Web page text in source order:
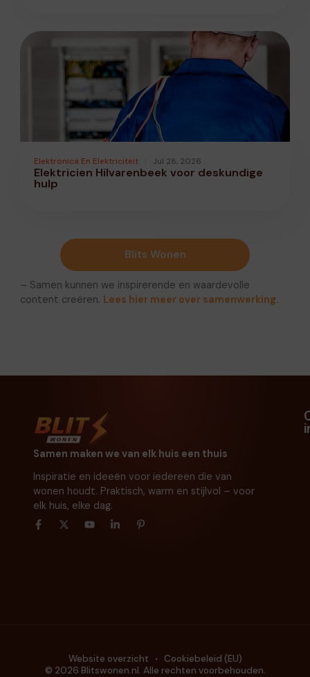
Elektronica En Elektriciteit Jul 28, 2026
Elektricien Hilvarenbeek voor deskundige
hulp
Blits Wonen
– Samen kunnen we inspirerende en waardevolle
content creëren. Lees hier meer over samenwerking.
Samen maken we van elk huis een thuis
Inspiratie en ideeën voor iedereen die van
wonen houdt. Praktisch, warm en stijlvol – voor
elk huis, elke dag.
© 2026 Blitswonen.nl. Alle rechten voorbehouden.
Website overzicht Cookiebeleid (EU)